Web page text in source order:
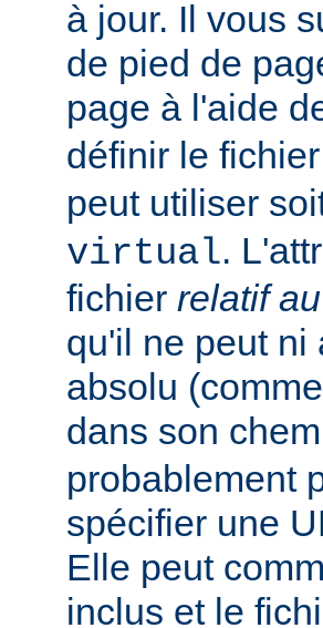
à jour. Il vous
de pied de
page à l'aide
définir le
peut utiliser
virtual.
fichier relatif
qu'il ne peut ni
absolu
dans son
probablement
spécifier une
Elle peut
inclus et le